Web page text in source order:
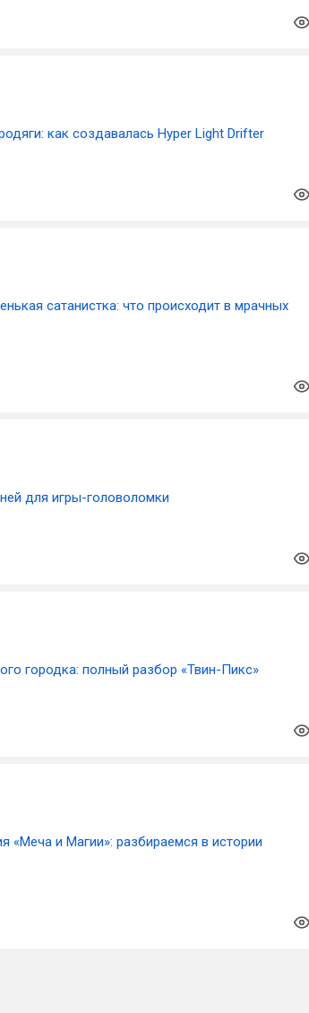
как создавалась Hyper Light Drifter
сатанистка: что происходит в мрачных
для игры-головоломки
городка: полный разбор «Твин-Пикс»
«Меча и Магии»: разбираемся в истории